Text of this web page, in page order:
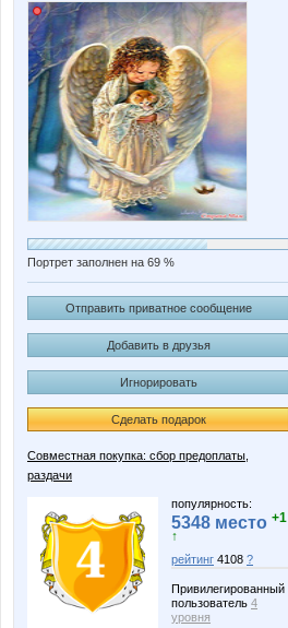
Портрет заполнен на 69 %
Отправить приватное сообщение
Добавить в друзья
Игнорировать
Сделать подарок
Совместная покупка: сбор предоплаты,
раздачи
популярность:
5348 место +1
↑
рейтинг 4108 ?
Привилегированный
пользователь 4
уровня